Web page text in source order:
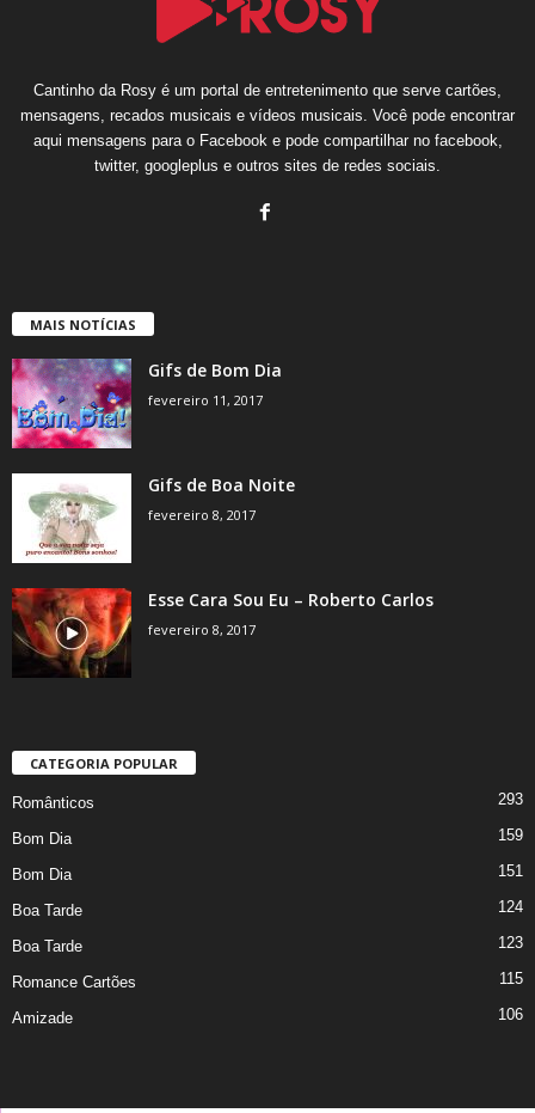
Cantinho da Rosy é um portal de entretenimento que serve cartões,
mensagens, recados musicais e vídeos musicais. Você pode encontrar
aqui mensagens para o Facebook e pode compartilhar no facebook,
twitter, googleplus e outros sites de redes sociais.
MAIS NOTÍCIAS
Gifs de Bom Dia
fevereiro 11, 2017
Gifs de Boa Noite
fevereiro 8, 2017
Esse Cara Sou Eu – Roberto Carlos
fevereiro 8, 2017
CATEGORIA POPULAR
Românticos 293
Bom Dia 159
Bom Dia 151
Boa Tarde 124
Boa Tarde 123
Romance Cartões 115
Amizade 106